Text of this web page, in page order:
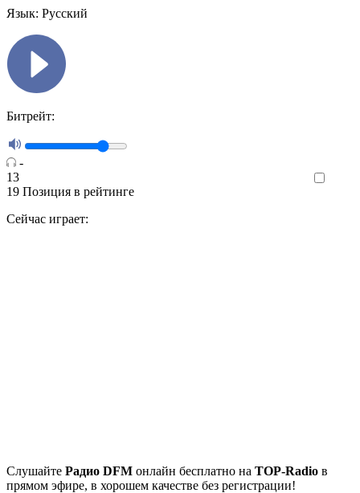
Язык: Русский
Битрейт:
-
13
19 Позиция в рейтинге
Сейчас играет:
Cлушайте Радио DFM онлайн бесплатно на TOP-Radio в
прямом эфире, в хорошем качестве без регистрации!